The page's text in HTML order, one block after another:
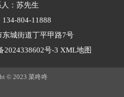
：苏先生
804-11888
城街道丁平甲路7号
2024338602号-3 XML地图
© 2023 菜咚咚